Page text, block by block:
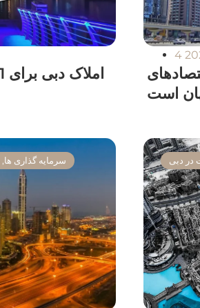
است
سرمایه گذاری ها, در دبی